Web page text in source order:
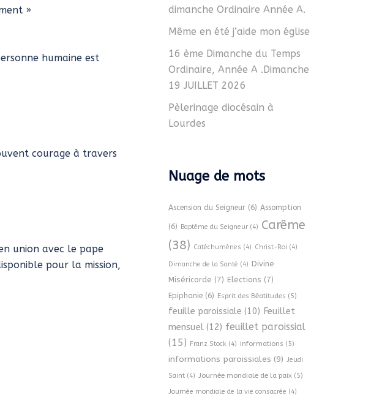
»
humaine est
courage à travers
union avec le pape
pour la mission,
dimanche Ordinaire Année A.
Même en été j’aide mon église
16 ème Dimanche du Temps
Ordinaire, Année A .Dimanche
19 JUILLET 2026
Pèlerinage diocésain à
Lourdes
Nuage de mots
Ascension du Seigneur(6) Assomption
(6) Baptême du Seigneur(4) Carême
(38) Catéchumènes (4) Christ-Roi (4)
Dimanche de la Santé (4) Divine
Miséricorde (7) Elections (7)
Epiphanie(6) Esprit des Béatitudes (5)
feuille paroissiale (10) Feuillet
mensuel(12) feuillet paroissial
(15) Franz Stock(4) informations (5)
informations paroissiales (9) Jeudi
Saint(4) Journée mondiale de la paix(5)
Journée mondiale de la vie consacrée (4)